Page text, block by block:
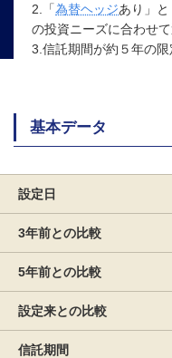
2.「為替ヘッジあり」
の投資ニーズに合わせて
3.信託期間が約５年の限
基本データ
設定日
3年前との比較
5年前との比較
設定来との比較
信託期間